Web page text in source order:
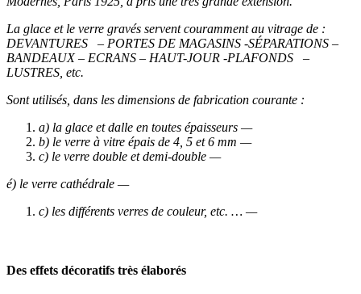
La glace et le verre gravés servent couramment au vitrage de :
DEVANTURES – PORTES DE MAGASINS -SÉPARATIONS –
BANDEAUX – ECRANS – HAUT-JOUR -PLAFONDS –
LUSTRES, etc.
Sont utilisés, dans les dimensions de fabrication courante :
a) la glace et dalle en toutes épaisseurs —
b) le verre à vitre épais de 4, 5 et 6 mm —
c) le verre double et demi-double —
é) le verre cathédrale —
c) les différents verres de couleur, etc. … —
Des effets décoratifs très élaborés